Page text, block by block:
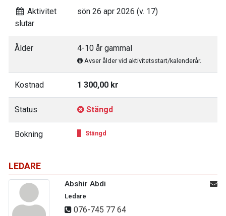
LEDARE
Abshir Abdi
Ledare
076-745 77 64
Aktivitet
slutar
sön 26 apr 2026 (v. 17)
Ålder 4-10 år gammal
Avser ålder vid aktivitetsstart/kalenderår.
Kostnad 1 300,00 kr
Status Stängd
Bokning Stängd